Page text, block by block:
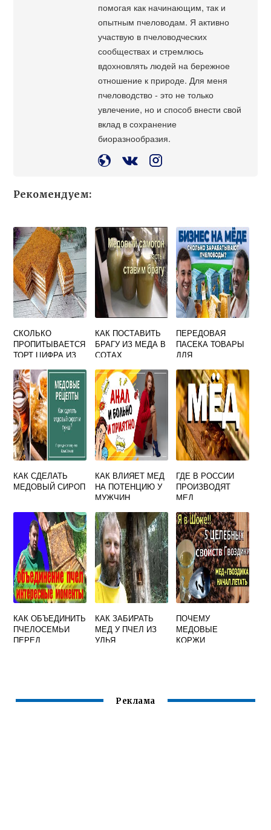
помогая как начинающим, так и
опытным пчеловодам. Я активно
участвую в пчеловодческих
сообществах и стремлюсь
вдохновлять людей на бережное
отношение к природе. Для меня
пчеловодство - это не только
увлечение, но и способ внести свой
вклад в сохранение
биоразнообразия.
Рекомендуем:
СКОЛЬКО
ПРОПИТЫВАЕТСЯ
ТОРТ ЦИФРА ИЗ
КОРЖЕЙ
КАК ПОСТАВИТЬ
БРАГУ ИЗ МЕДА В
СОТАХ
ПЕРЕДОВАЯ
ПАСЕКА ТОВАРЫ
ДЛЯ
КАК СДЕЛАТЬ
МЕДОВЫЙ СИРОП
КАК ВЛИЯЕТ МЕД
НА ПОТЕНЦИЮ У
МУЖЧИН
ГДЕ В РОССИИ
ПРОИЗВОДЯТ
МЕД
КАК ОБЪЕДИНИТЬ
ПЧЕЛОСЕМЬИ
ПЕРЕД
КАК ЗАБИРАТЬ
МЕД У ПЧЕЛ ИЗ
УЛЬЯ
ПОЧЕМУ
МЕДОВЫЕ
КОРЖИ
Реклама